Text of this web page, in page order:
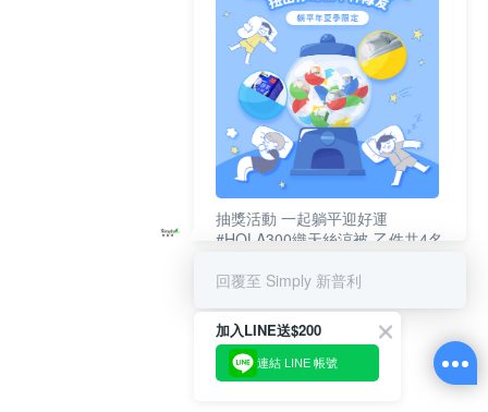
抽獎活動 一起躺平迎好運
#HOLA300織天絲涼被-乙件共4名
回覆至 Simply 新普利
加入LINE送$200
連結 LINE 帳號